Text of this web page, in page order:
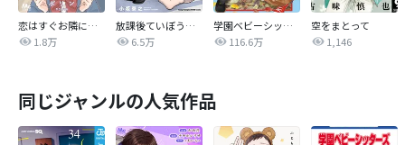
恋はすぐお隣に【タテヨミ】
1.8万
放課後ていぼう日誌
6.5万
学園ベビーシッターズ
116.6万
空をまとって
1,146
同じジャンルの人気作品